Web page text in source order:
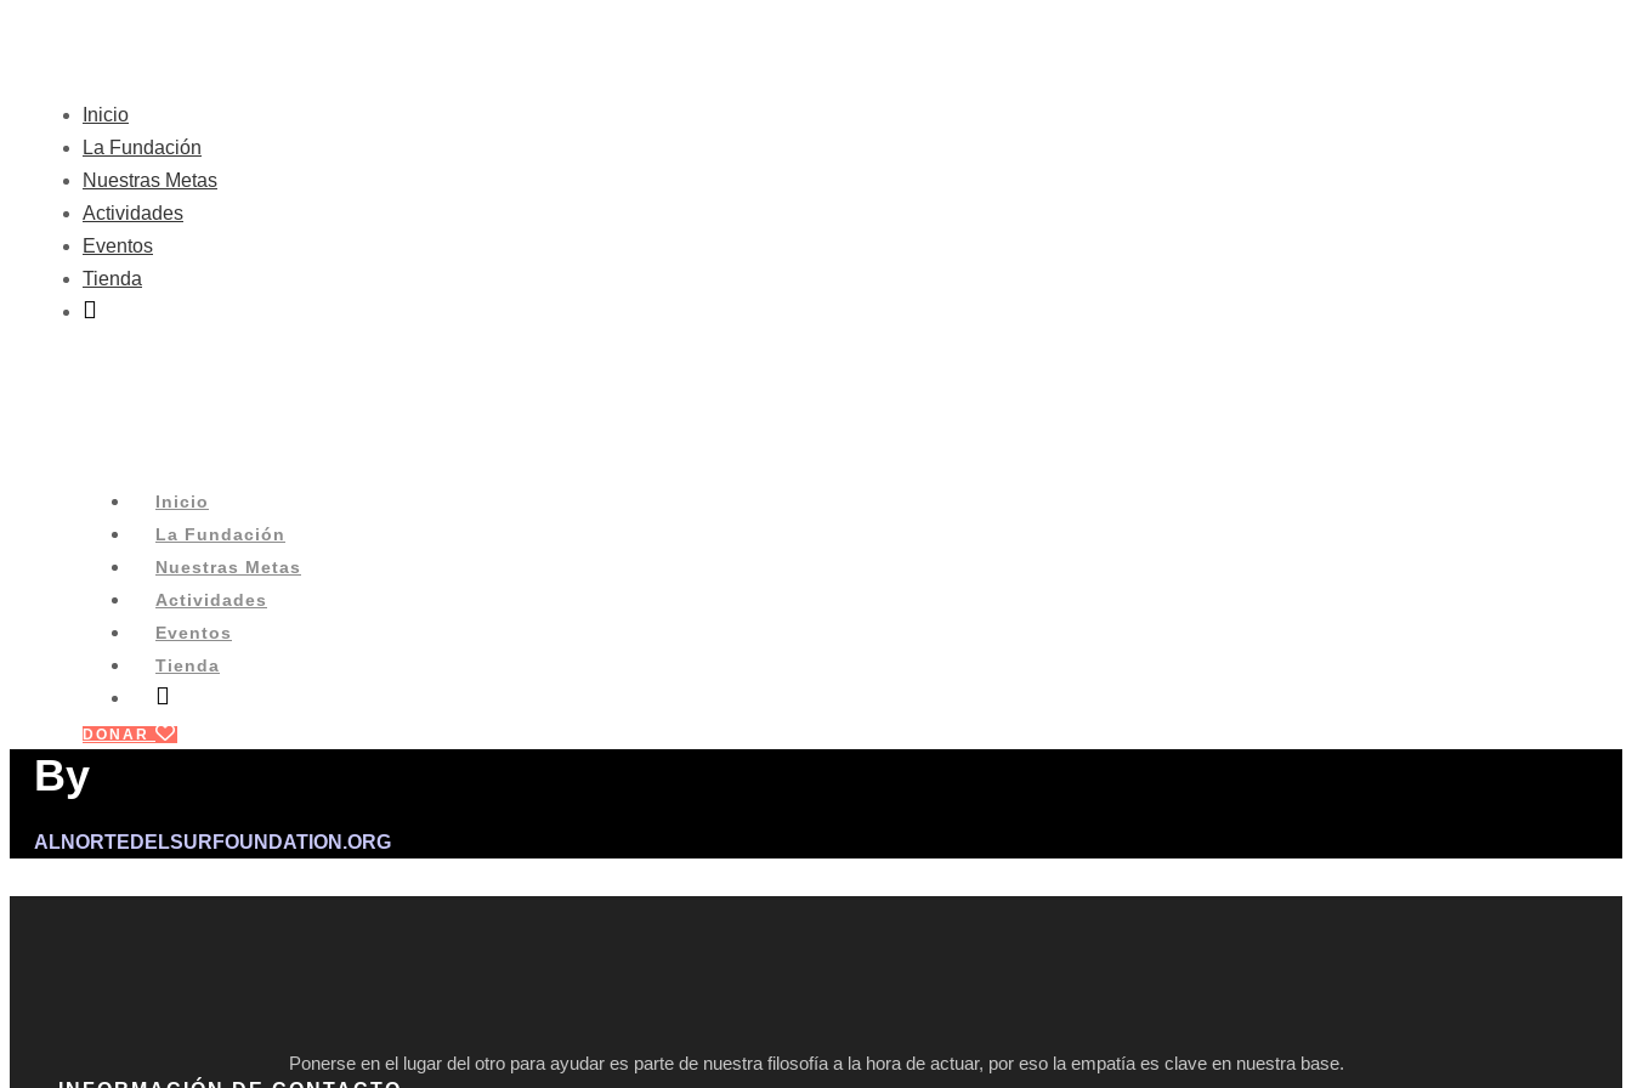
Inicio
La Fundación
Nuestras Metas
Actividades
Eventos
Tienda
Inicio
La Fundación
Nuestras Metas
Actividades
Eventos
Tienda
DONAR
By
ALNORTEDELSURFOUNDATION.ORG
Ponerse en el lugar del otro para ayudar es parte de nuestra filosofía a la hora de actuar, por eso la empatía es clave en nuestra base.